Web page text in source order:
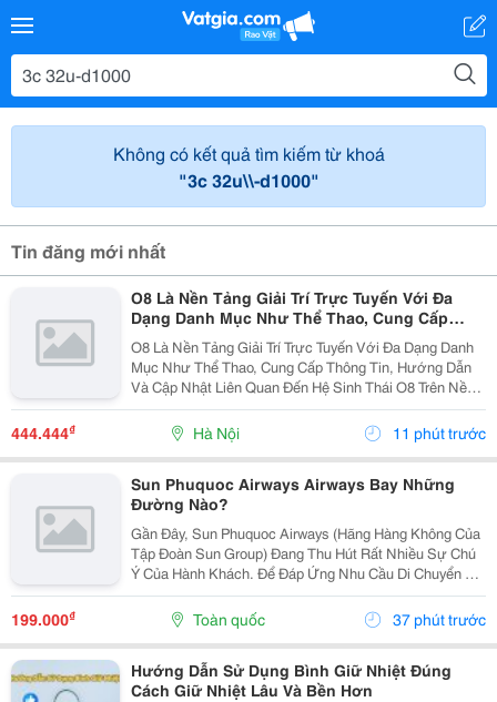
Không có kết quả tìm kiếm từ khoá
"3c 32u\\-d1000"
Tin đăng mới nhất
O8 Là Nền Tảng Giải Trí Trực Tuyến Với Đa
Dạng Danh Mục Như Thể Thao, Cung Cấp
Thông Tin, Hướng Dẫn Và Cập Nhật Liên Quan
Đến Hệ Sinh Thái O8 Trên Nền Tảng Số.
O8 Là Nền Tảng Giải Trí Trực Tuyến Với Đa Dạng Danh
Mục Như Thể Thao, Cung Cấp Thông Tin, Hướng Dẫn
Và Cập Nhật Liên Quan Đến Hệ Sinh Thái O8 Trên Nền
Tảng Số.
444.444₫ Hà Nội 11 phút trước
Sun Phuquoc Airways Airways Bay Những
Đường Nào?
Gần Đây, Sun Phuquoc Airways (Hãng Hàng Không Của
Tập Đoàn Sun Group) Đang Thu Hút Rất Nhiều Sự Chú
Ý Của Hành Khách. Để Đáp Ứng Nhu Cầu Di Chuyển Và
Du Lịch, Hãng Đang Liên Tục Mở Rộng Mạng Lưới Bay,
Kết Nối Trực Tiếp Phú Quốc Với Nhiều Tỉnh Thành...
199.000₫ Toàn quốc 37 phút trước
Hướng Dẫn Sử Dụng Bình Giữ Nhiệt Đúng
Cách Giữ Nhiệt Lâu Và Bền Hơn